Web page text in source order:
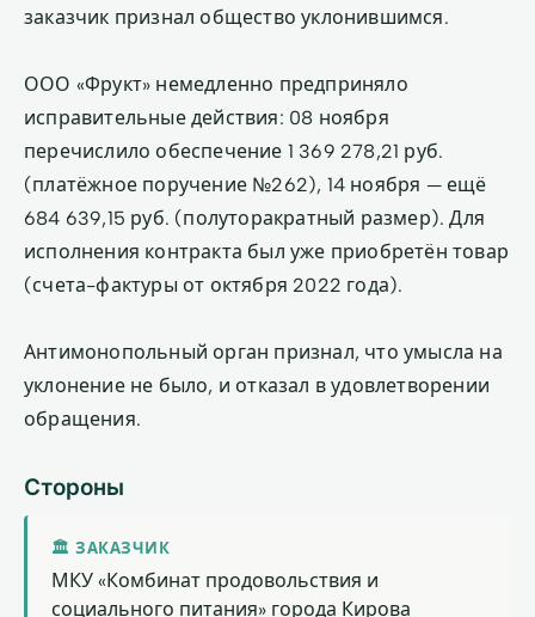
заказчик признал общество уклонившимся.
ООО «Фрукт» немедленно предприняло
исправительные действия: 08 ноября
перечислило обеспечение 1 369 278,21 руб.
(платёжное поручение №262), 14 ноября — ещё
684 639,15 руб. (полуторакратный размер). Для
исполнения контракта был уже приобретён товар
(счета-фактуры от октября 2022 года).
Антимонопольный орган признал, что умысла на
уклонение не было, и отказал в удовлетворении
обращения.
Стороны
🏛 ЗАКАЗЧИК
МКУ «Комбинат продовольствия и
социального питания» города Кирова